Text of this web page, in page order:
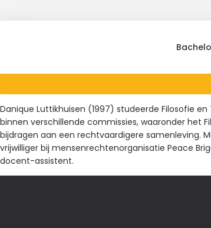
Danique Luttikhuisen (1997) studeerde Filosofie
binnen verschillende commissies, waaronder het
bijdragen aan een rechtvaardigere samenleving.
vrijwilliger bij mensenrechtenorganisatie Peace
docent-assistent.